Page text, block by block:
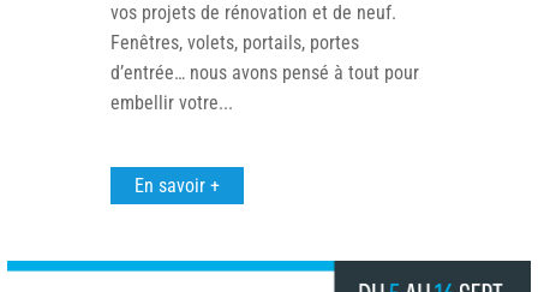
vos projets de rénovation et de neuf.
Fenêtres, volets, portails, portes
d’entrée… nous avons pensé à tout pour
embellir votre...
En savoir +